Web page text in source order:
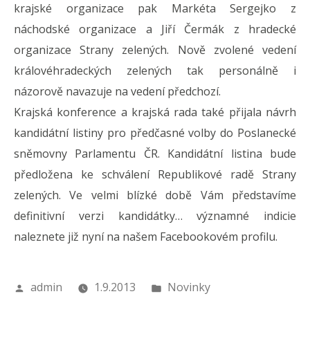
krajské organizace pak Markéta Sergejko z
náchodské organizace a Jiří Čermák z hradecké
organizace Strany zelených. Nově zvolené vedení
královéhradeckých zelených tak personálně i
názorově navazuje na vedení předchozí.
Krajská konference a krajská rada také přijala návrh
kandidátní listiny pro předčasné volby do Poslanecké
sněmovny Parlamentu ČR. Kandidátní listina bude
předložena ke schválení Republikové radě Strany
zelených. Ve velmi blízké době Vám představíme
definitivní verzi kandidátky… významné indicie
naleznete již nyní na našem Facebookovém profilu.
Autor
admin 1.9.2013
Publikováno
Novinky